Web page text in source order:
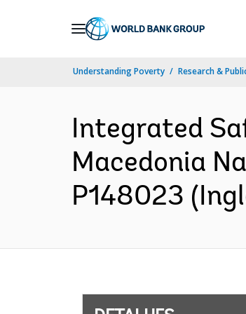
Understanding Poverty Research &
Integrated
Macedonia
P148023